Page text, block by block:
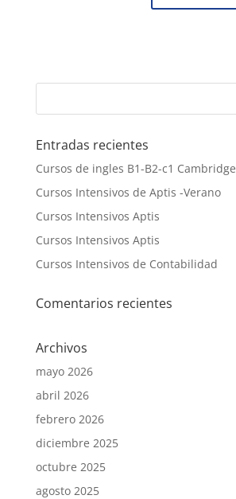
Entradas recientes
Cursos de ingles B1-B2-c1 Cambridge
Cursos Intensivos de Aptis -Verano
Cursos Intensivos Aptis
Cursos Intensivos Aptis
Cursos Intensivos de Contabilidad
Comentarios recientes
Archivos
mayo 2026
abril 2026
febrero 2026
diciembre 2025
octubre 2025
agosto 2025